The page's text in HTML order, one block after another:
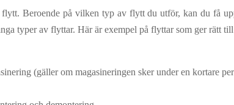
Beroende på vilken typ av flytt du utför, kan du få
typer av flyttar. Här är exempel på flyttar som ger rätt
(gäller om magasineringen sker under en kortare